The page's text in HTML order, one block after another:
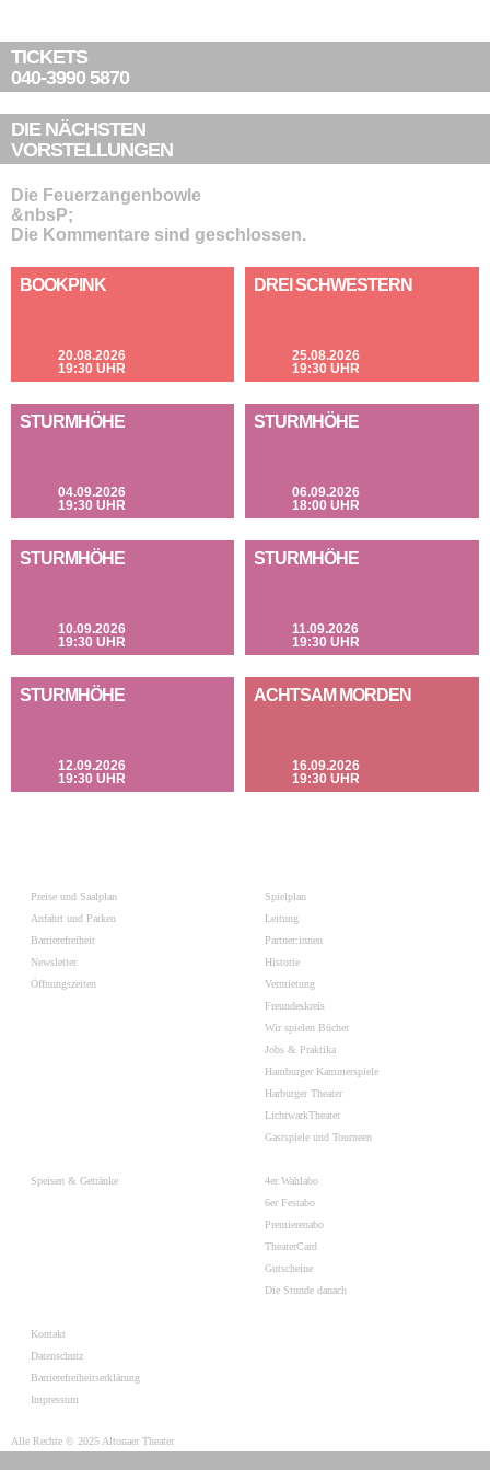
TICKETS
040-3990 5870
DIE NÄCHSTEN
VORSTELLUNGEN
Die Feuerzangenbowle
&nbsP;
Die Kommentare sind geschlossen.
BOOKPINK
20.08.2026
19:30 UHR
DREI SCHWESTERN
25.08.2026
19:30 UHR
STURMHÖHE
04.09.2026
19:30 UHR
STURMHÖHE
06.09.2026
18:00 UHR
STURMHÖHE
10.09.2026
19:30 UHR
STURMHÖHE
11.09.2026
19:30 UHR
STURMHÖHE
12.09.2026
19:30 UHR
ACHTSAM MORDEN
16.09.2026
19:30 UHR
Preise und Saalplan
Anfahrt und Parken
Barrierefreiheit
Newsletter
Öffnungszeiten
Spielplan
Leitung
Partner:innen
Historie
Vermietung
Freundeskreis
Wir spielen Bücher
Jobs & Praktika
Hamburger Kammerspiele
Harburger Theater
LichtwarkTheater
Gastspiele und Tourneen
Speisen & Getränke
4er Wahlabo
6er Festabo
Premierenabo
TheaterCard
Gutscheine
Die Stunde danach
Kontakt
Datenschutz
Barrierefreiheitserklärung
Impressum
Alle Rechte © 2025 Altonaer Theater